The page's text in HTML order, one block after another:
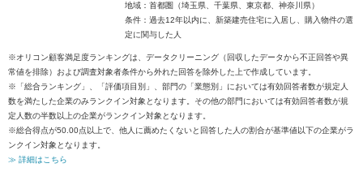
地域：首都圏（埼玉県、千葉県、東京都、神奈川県）
条件：過去12年以内に、新築建売住宅に入居し、購入物件の選
定に関与した人
※オリコン顧客満足度ランキングは、データクリーニング（回収したデータから不正回答や異
常値を排除）および調査対象者条件から外れた回答を除外した上で作成しています。
※「総合ランキング」、「評価項目別」、部門の「業態別」においては有効回答者数が規定人
数を満たした企業のみランクイン対象となります。その他の部門においては有効回答者数が規
定人数の半数以上の企業がランクイン対象となります。
※総合得点が50.00点以上で、他人に薦めたくないと回答した人の割合が基準値以下の企業がラ
ンクイン対象となります。
≫ 詳細はこちら